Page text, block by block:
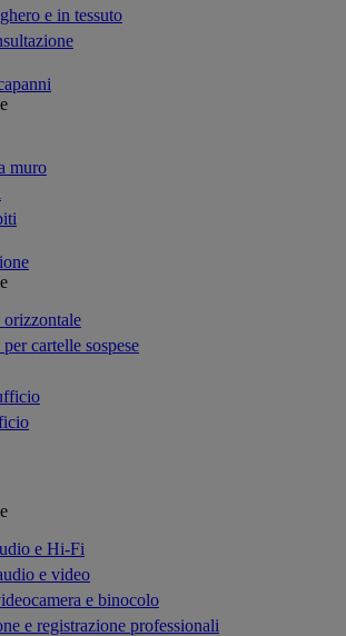
e in tessuto
muro
cartelle sospese
e Hi-Fi
e video
e binocolo
e registrazione professionali